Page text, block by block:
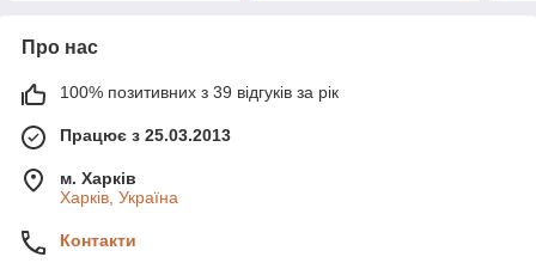
Про нас
100% позитивних з 39 відгуків за рік
Працює з 25.03.2013
м. Харків
Харків, Україна
Контакти